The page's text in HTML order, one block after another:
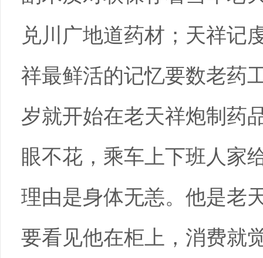
兑川广地道药材；天祥记
祥最鲜活的记忆要数老药
岁就开始在老天祥炮制药
眼不花，乘车上下班人家
理由是身体无恙。他是老
要看见他在柜上，消费就